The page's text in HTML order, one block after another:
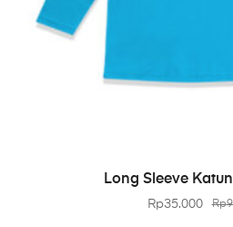
BELI
Long Sleeve
Rp
Rp35.000